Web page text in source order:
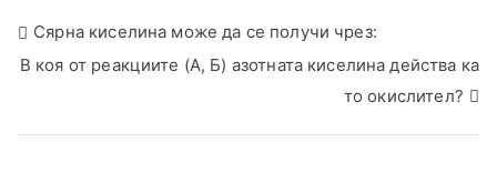
Сярна киселина може да се получи чрез:
В коя от реакциите (А, Б) азотната киселина действа ка
то окислител?